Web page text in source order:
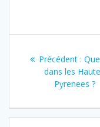
de
l’article
Précédent :
:
dans les
Pyrenees ?